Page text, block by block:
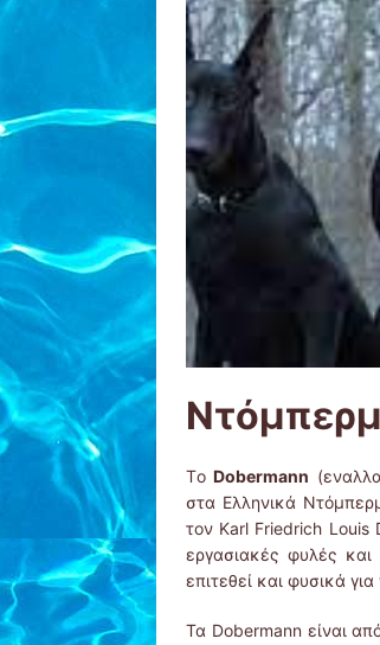
TοDobermann
στα Ελληνικά
τον Karl Friedrich Louis
εργασιακές φυλές
επιτεθεί και φυσικά
Τα Dobermann είναι